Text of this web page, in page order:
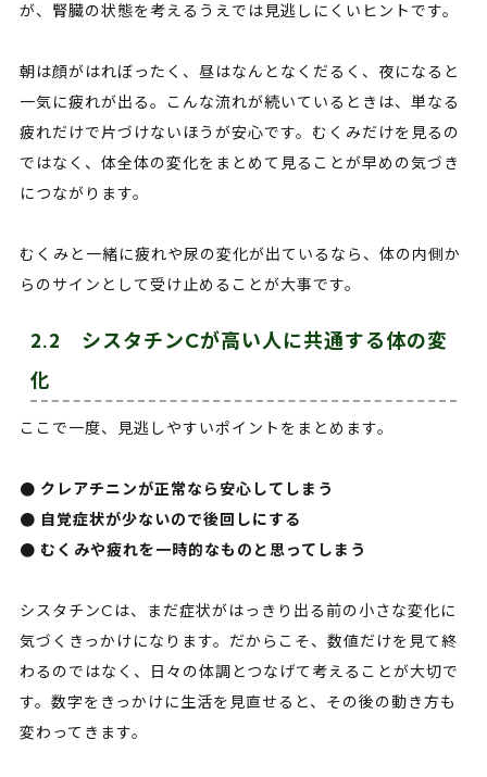
が、腎臓の状態を考えるうえでは見逃しにくいヒントです。
朝は顔がはれぼったく、昼はなんとなくだるく、夜になると
一気に疲れが出る。こんな流れが続いているときは、単なる
疲れだけで片づけないほうが安心です。むくみだけを見るの
ではなく、体全体の変化をまとめて見ることが早めの気づき
につながります。
むくみと一緒に疲れや尿の変化が出ているなら、体の内側か
らのサインとして受け止めることが大事です。
2.2 シスタチンCが高い人に共通する体の変
化
ここで一度、見逃しやすいポイントをまとめます。
● クレアチニンが正常なら安心してしまう
● 自覚症状が少ないので後回しにする
● むくみや疲れを一時的なものと思ってしまう
シスタチンCは、まだ症状がはっきり出る前の小さな変化に
気づくきっかけになります。だからこそ、数値だけを見て終
わるのではなく、日々の体調とつなげて考えることが大切で
す。数字をきっかけに生活を見直せると、その後の動き方も
変わってきます。